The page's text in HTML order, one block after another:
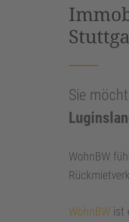
Sie
WohnBW
WohnBW ist